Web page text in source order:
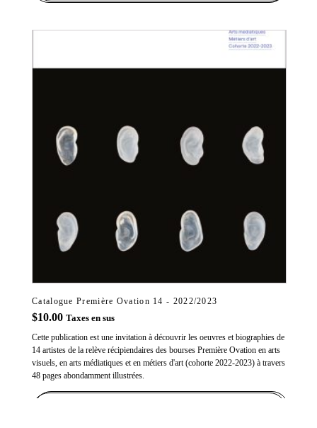
Catalogue Première Ovation 14 - 2022/2023
$10.00 Taxes en sus
Cette publication est une invitation à découvrir les oeuvres et biographies de
14 artistes de la relève récipiendaires des bourses Première Ovation en arts
visuels, en arts médiatiques et en métiers d'art (cohorte 2022-2023) à travers
48 pages abondamment illustrées.